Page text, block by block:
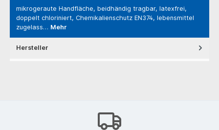
mikrogeraute Handfläche, beidhändig tragbar, latexfrei,
doppelt chloriniert, Chemikalienschutz EN374, lebensmittel
zugelass… Mehr
Hersteller